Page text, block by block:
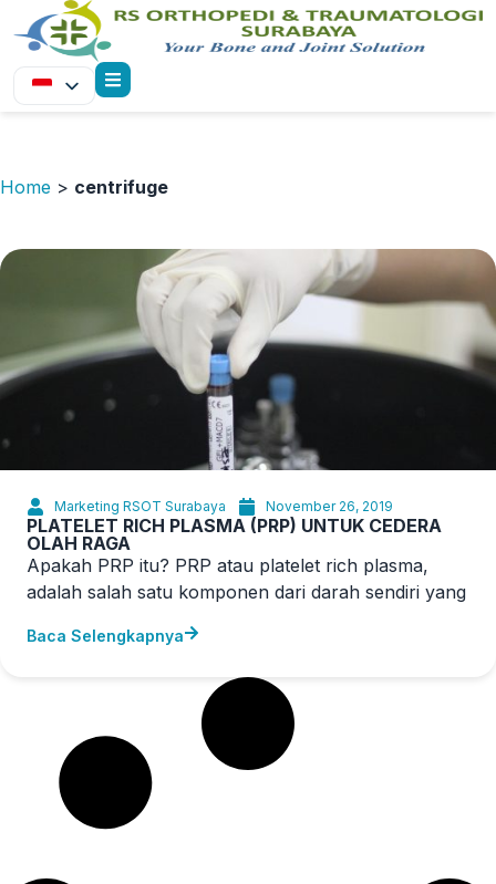
Home > centrifuge
Marketing RSOT Surabaya November 26, 2019
PLATELET RICH PLASMA (PRP) UNTUK CEDERA
OLAH RAGA
Apakah PRP itu? PRP atau platelet rich plasma,
adalah salah satu komponen dari darah sendiri yang
Baca Selengkapnya